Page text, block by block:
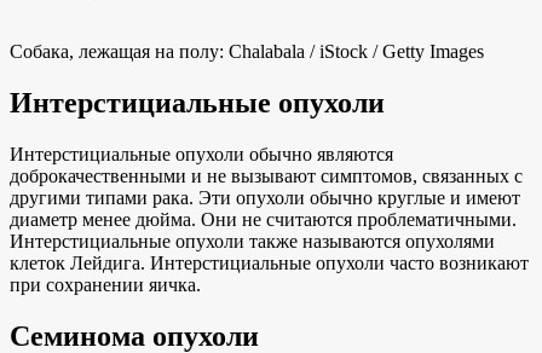
Собака, лежащая на полу: Chalabala / iStock / Getty Images
Интерстициальные опухоли
Интерстициальные опухоли обычно являются
доброкачественными и не вызывают симптомов, связанных с
другими типами рака. Эти опухоли обычно круглые и имеют
диаметр менее дюйма. Они не считаются проблематичными.
Интерстициальные опухоли также называются опухолями
клеток Лейдига. Интерстициальные опухоли часто возникают
при сохранении яичка.
Семинома опухоли